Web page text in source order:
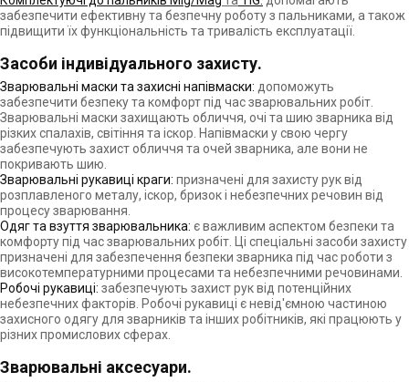
забезпечити ефективну та безпечну роботу з пальниками, а також
підвищити їх функціональність та тривалість експлуатації.
Засоби індивідуального захисту.
Зварювальні маски та захисні напівмаски: допоможуть
забезпечити безпеку та комфорт під час зварювальних робіт.
Зварювальні маски захищають обличчя, очі та шию зварника від
різких спалахів, світіння та іскор. Напівмаски у свою чергу
забезпечують захист обличчя та очей зварника, але вони не
покривають шию.
Зварювальні рукавиці краги: призначені для захисту рук від
розплавленого металу, іскор, бризок і небезпечних речовин від
процесу зварювання.
Одяг та взуття зварювальника: є важливим аспектом безпеки та
комфорту під час зварювальних робіт. Ці спеціальні засоби захисту
призначені для забезпечення безпеки зварника під час роботи з
високотемпературними процесами та небезпечними речовинами.
Робочі рукавиці: забезпечують захист рук від потенційних
небезпечних факторів. Робочі рукавиці є невід'ємною частиною
захисного одягу для зварників та інших робітників, які працюють у
різних промислових сферах.
Зварювальні аксесуари.